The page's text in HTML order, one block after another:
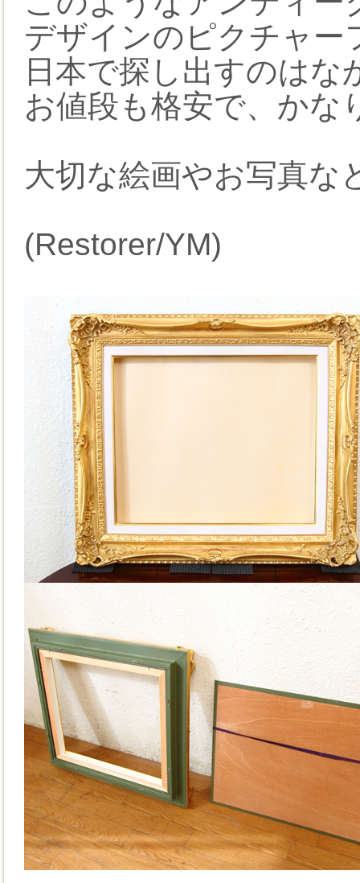
デザインのピクチャー
日本で探し出すのは
お値段も格安で、かな
大切な絵画やお写真な
(Restorer/YM)